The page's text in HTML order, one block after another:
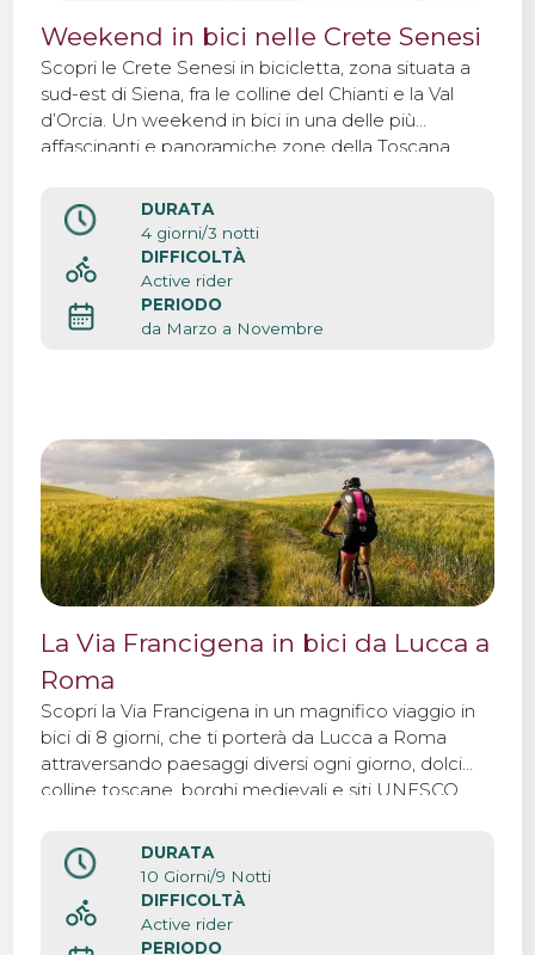
Weekend in bici nelle Crete Senesi
Scopri le Crete Senesi in bicicletta, zona situata a
sud-est di Siena, fra le colline del Chianti e la Val
d’Orcia. Un weekend in bici in una delle più
affascinanti e panoramiche zone della Toscana.
DURATA
4 giorni/3 notti
DIFFICOLTÀ
Active rider
PERIODO
da Marzo a Novembre
La Via Francigena in bici da Lucca a
Roma
Scopri la Via Francigena in un magnifico viaggio in
bici di 8 giorni, che ti porterà da Lucca a Roma
attraversando paesaggi diversi ogni giorno, dolci
colline toscane, borghi medievali e siti UNESCO.
DURATA
10 Giorni/9 Notti
DIFFICOLTÀ
Active rider
PERIODO